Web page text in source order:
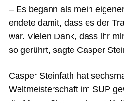
– Es begann als mein
endete damit, dass es der
war. Vielen Dank, dass ihr
so gerührt, sagte Casper
Casper Steinfath hat
Weltmeisterschaft im SUP